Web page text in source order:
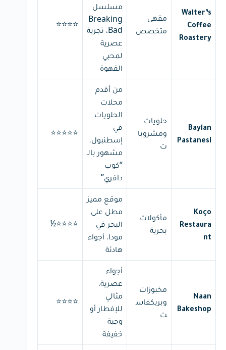
Walter’s
Coffee
Roastery
مقهى
متخصص
مسلسل
Breaking
Bad، تجربة
عصرية
لمحبي
القهوة
⭐⭐⭐⭐
Baylan
Pastanesi
حلويات
ومشروبا
ت
من أقدم
محلات
الحلويات
في
إسطنبول،
مشهور بالـ
“كوب
دافري”
⭐⭐⭐⭐⭐
Koço
Restaura
nt
مأكولات
بحرية
موقع مميز
مطل على
البحر في
مودا، أجواء
هادئة
⭐⭐⭐⭐½
Naan
Bakeshop
مخبوزات
وبريكفاس
ت
أجواء
عصرية،
مثالي
للإفطار أو
وجبة
خفيفة
⭐⭐⭐⭐